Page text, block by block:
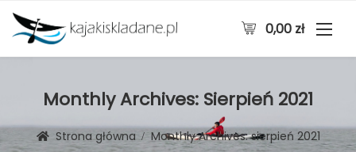
0,00 zł
Monthly Archives: Sierpień 2021
Strona główna Monthly Archives:sierpień 2021